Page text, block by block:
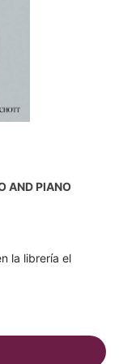
AND PIANO
la librería el